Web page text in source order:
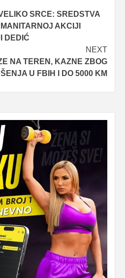
SRCE: SREDSTVA
AKCIJI
DEDIĆ
NEXT
NA TEREN, KAZNE ZBOG
U FBIH I DO 5000 KM